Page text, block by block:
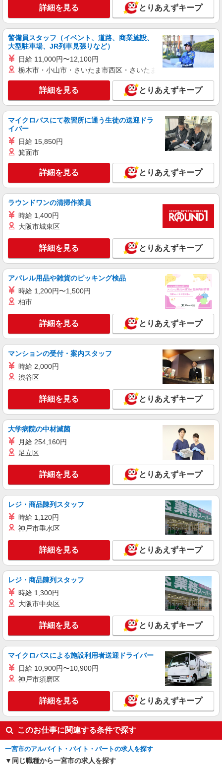
スマホ携帯販売【エーユー】
月給273200円〜 ※残業手当別途支給 ※研修期
間6か月・時給1550円〜 ★交通費別途支給（規定
あり） ゜+゜・。○。・゜+゜・。○。・゜+゜ 入
社祝い金10万円支給(規定有) お友達を紹介頂くと,
インセンティブ支給(規定有) ゜・。○。・゜
+゜・。○。・゜+゜
愛知県一宮市の家電量販店
キープ 詳細を見る
派遣社員
株式会社シエロ
【エーユー】の店舗スタッフ
時給1500円〜1600円（経験・能力による） ※
残業代支給 ★交通費別途支給（規定あり） ゜
+゜・。○。・゜+゜・。○。・゜+゜ 入社祝い金10
有）★ ゜・。○。・゜+゜・。○。・゜+゜
紹介予定派遣
株式会社シエロ
【ソフトバンク】の店舗スタッフ
時給1500円〜1600円（経験・能力による） ※
万円支給(規定有) お友達を紹介頂くと, インセンテ
ィブ支給(規定有) ★月2回払い・週払い可能（規程
有）★ ゜・。○。・゜+゜・。○。・゜+゜
愛知県一宮市のsoftbankショップ
キープ 詳細を見る
派遣社員
株式会社シエロ
【docomo】の携帯販売スタッフ
時給1550円〜 ※残業代支給 ★交通費別途支給
（規定あり） ゜+゜・。○。・゜+゜・。○。・゜
+゜ 入社祝い金10万円支給(規定有) お友達を紹介
頂くと, インセンティブ支給(規定有) ★月2回払
い・週払い可能（規程有）★ ゜・。○。・゜
愛知県一宮市のdocomoショップ
詳細を見る
派遣社員
人気機種に詳しくなれる携帯販売【docomo】
時給1500円〜1700円（経験・能力による） ※
残業代支給 ★交通費全額支給（規定あり） ゜
+゜・。○。・゜+゜・。○。・゜+゜ 入社祝い金10
有）★ ゜・。○。・゜+゜・。○。・゜+゜
詳細を見る
株式会社シエロ
携帯販売スタッフ【au】
月給273200円〜 ※残業手当別途支給 ※研修期
間6か月・時給1550円〜 ★交通費別途支給（規定
社祝い金10万円支給(規定有) お友達を紹介頂くと,
インセンティブ支給(規定有) ゜・。○。・゜
+゜・。○。・゜+゜
キープ 詳細を見る
詳細を見る とりあえずキープ
警備員スタッフ（イベント、道路、商業施設、
大型駐車場、JR列車見張りなど）
日給 11,000円〜12,100円
栃木市・小山市・さいたま市西区・さいたま市岩槻区・久喜市・
詳細を見る とりあえずキープ
マイクロバスにて教習所に通う生徒の送迎ドラ
イバー
日給 15,850円
箕面市
詳細を見る とりあえずキープ
ラウンドワンの清掃作業員
時給 1,400円
大阪市城東区
詳細を見る とりあえずキープ
アパレル用品や雑貨のピッキング検品
時給 1,200円〜1,500円
柏市
詳細を見る とりあえずキープ
マンションの受付・案内スタッフ
時給 2,000円
渋谷区
詳細を見る とりあえずキープ
大学病院の中材滅菌
月給 254,160円
足立区
詳細を見る とりあえずキープ
レジ・商品陳列スタッフ
時給 1,120円
神戸市垂水区
詳細を見る とりあえずキープ
レジ・商品陳列スタッフ
時給 1,300円
大阪市中央区
詳細を見る とりあえずキープ
マイクロバスによる施設利用者送迎ドライバー
日給 10,900円〜10,900円
神戸市須磨区
詳細を見る とりあえずキープ
このお仕事に関連する条件で探す
一宮市のアルバイト・バイト・パートの求人を探す
同じ職種から一宮市の求人を探す